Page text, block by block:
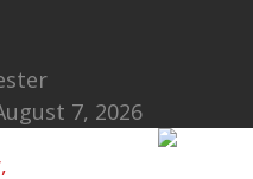
7, 2026